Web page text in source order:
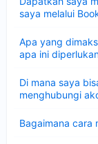
saya melalui
Apa yang
apa ini
Di mana saya
menghubungi
Bagaimana cara